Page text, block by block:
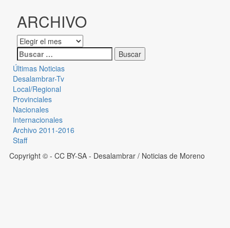
ARCHIVO
Últimas Noticias
Desalambrar-Tv
Local/Regional
Provinciales
Nacionales
Internacionales
Archivo 2011-2016
Staff
Copyright © - CC BY-SA - Desalambrar / Noticias de Moreno